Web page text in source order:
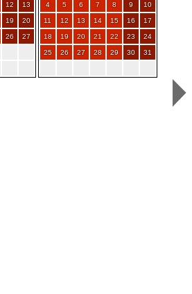
12 13
19 20
26 27
4 5 6 7 8 9 10
11 12 13 14 15 16 17
18 19 20 21 22 23 24
25 26 27 28 29 30 31